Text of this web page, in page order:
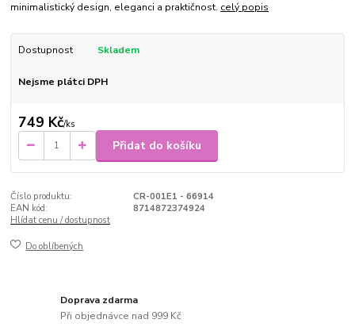
minimalistický design, eleganci a praktičnost. celý popis
Dostupnost Skladem
Nejsme plátci DPH
749 Kč/ks
Přidat do košíku
Číslo produktu:
CR-001E1 - 66914
EAN kód:
8714872374924
Hlídat cenu / dostupnost
Do oblíbených
Doprava zdarma
Při objednávce nad 999 Kč